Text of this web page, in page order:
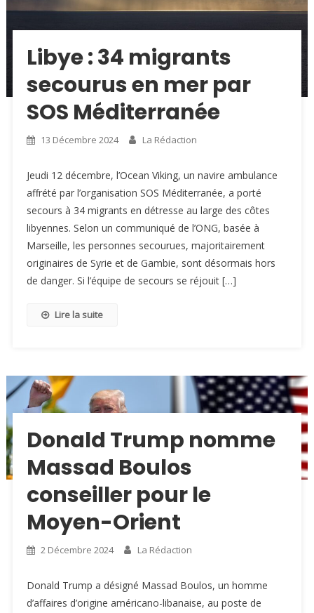
Libye : 34 migrants
secourus en mer par
SOS Méditerranée
13 Décembre 2024 La Rédaction
Jeudi 12 décembre, l’Ocean Viking, un navire ambulance
affrété par l’organisation SOS Méditerranée, a porté
secours à 34 migrants en détresse au large des côtes
libyennes. Selon un communiqué de l’ONG, basée à
Marseille, les personnes secourues, majoritairement
originaires de Syrie et de Gambie, sont désormais hors
de danger. Si l’équipe de secours se réjouit […]
Lire la suite
Donald Trump nomme
Massad Boulos
conseiller pour le
Moyen-Orient
2 Décembre 2024 La Rédaction
Donald Trump a désigné Massad Boulos, un homme
d’affaires d’origine américano-libanaise, au poste de